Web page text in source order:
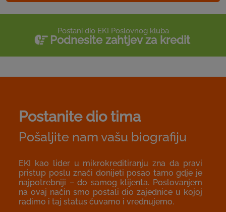
Postani dio EKI Poslovnog kluba
Podnesite zahtjev za kredit
Postanite dio tima
Pošaljite nam vašu biografiju
EKI kao lider u mikrokreditiranju zna da pravi
pristup poslu znači donijeti posao tamo gdje je
najpotrebniji – do samog klijenta. Poslovanjem
na ovaj način smo postali dio zajednice u kojoj
radimo i taj status čuvamo i vrednujemo.